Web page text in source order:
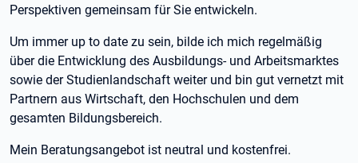
Perspektiven gemeinsam für Sie entwickeln.
Um immer up to date zu sein, bilde ich mich regelmäßig
über die Entwicklung des Ausbildungs- und Arbeitsmarktes
sowie der Studienlandschaft weiter und bin gut vernetzt mit
Partnern aus Wirtschaft, den Hochschulen und dem
gesamten Bildungsbereich.
Mein Beratungsangebot ist neutral und kostenfrei.